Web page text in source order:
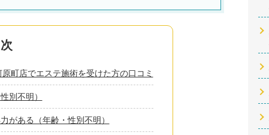
町店でエステ施術を受けた方の口コミ
別不明）
がある（年齢・性別不明）